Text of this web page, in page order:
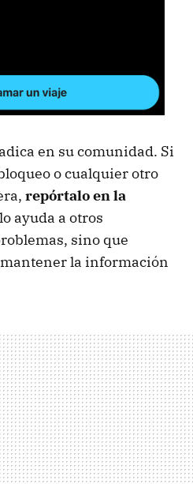
en su comunidad. Si
o cualquier otro
repórtalo en la
ayuda a otros
sino que
la información